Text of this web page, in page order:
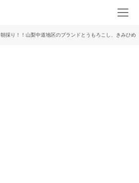
朝採り！！山梨中道地区のブランドとうもろこし、きみひめ